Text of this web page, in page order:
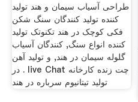
طراحی آسیاب سیمان و هند تولید
کننده تولید کنندگان سنگ شکن
فکی کوچک در هند تکنوتک تولید
کننده انواع سنگ, کنندگان آسیاب
گلوله سیمان در هند, و تولید آهن
در . live Chat چت زنده کارخانه
تولید تیتانیوم سرباره در هند